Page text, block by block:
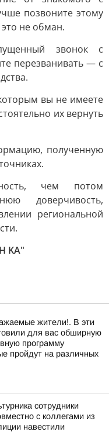
позвоните этому
это не обман.
звонок с
перезванивать — с
вы не имеете
их вернуть
полученную
чем потом
доверчивость,
региональной
KA"
жители!. В эти
для вас обширную
программу
пройдут на различных
сотрудники
с коллегами из
навестили